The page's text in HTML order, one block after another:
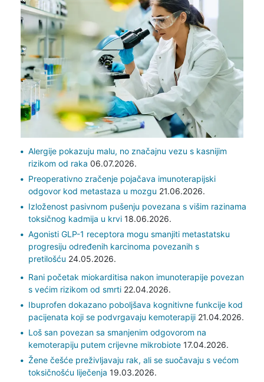
Alergije pokazuju malu, no značajnu vezu s kasnijim
rizikom od raka 06.07.2026.
Preoperativno zračenje pojačava imunoterapijski
odgovor kod metastaza u mozgu 21.06.2026.
Izloženost pasivnom pušenju povezana s višim razinama
toksičnog kadmija u krvi18.06.2026.
Agonisti GLP-1 receptora mogu smanjiti metastatsku
progresiju određenih karcinoma povezanih s
pretilošću 24.05.2026.
Rani početak miokarditisa nakon imunoterapije povezan
s većim rizikom od smrti22.04.2026.
Ibuprofen dokazano poboljšava kognitivne funkcije kod
pacijenata koji se podvrgavaju kemoterapiji21.04.2026.
Loš san povezan sa smanjenim odgovorom na
kemoterapiju putem crijevne mikrobiote17.04.2026.
Žene češće preživljavaju rak, ali se suočavaju s većom
toksičnošću liječenja 19.03.2026.